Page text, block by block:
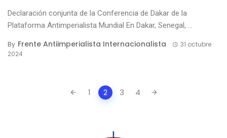
Declaración conjunta de la Conferencia de Dakar de la
Plataforma Antimperialista Mundial En Dakar, Senegal, ...
By Frente Antiimperialista Internacionalista
31 octubre
2024
1 2 3 4